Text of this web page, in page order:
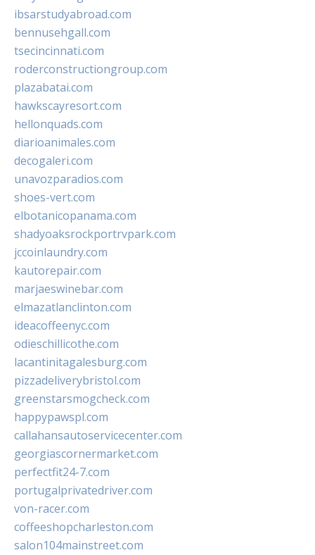
ibsarstudyabroad.com
bennusehgall.com
tsecincinnati.com
roderconstructiongroup.com
plazabatai.com
hawkscayresort.com
hellonquads.com
diarioanimales.com
decogaleri.com
unavozparadios.com
shoes-vert.com
elbotanicopanama.com
shadyoaksrockportrvpark.com
jccoinlaundry.com
kautorepair.com
marjaeswinebar.com
elmazatlanclinton.com
ideacoffeenyc.com
odieschillicothe.com
lacantinitagalesburg.com
pizzadeliverybristol.com
greenstarsmogcheck.com
happypawspl.com
callahansautoservicecenter.com
georgiascornermarket.com
perfectfit24-7.com
portugalprivatedriver.com
von-racer.com
coffeeshopcharleston.com
salon104mainstreet.com